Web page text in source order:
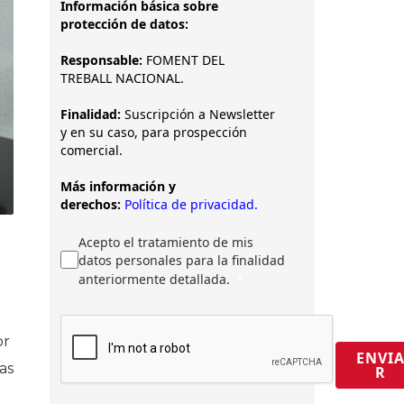
Información básica sobre
protección de datos:
Responsable: FOMENT DEL
TREBALL NACIONAL.
Finalidad: Suscripción a Newsletter
y en su caso, para prospección
comercial.
Más información y
derechos: Política de privacidad.
Acepto el tratamiento de mis
datos personales para la finalidad
anteriormente detallada.
ENVIA
R